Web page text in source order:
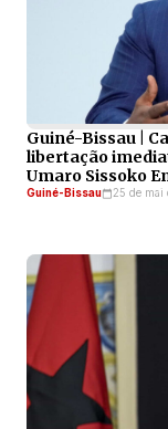
Guiné-Bissau |
libertação
Umaro Sissoko
Guiné-Bissau 25 de mai